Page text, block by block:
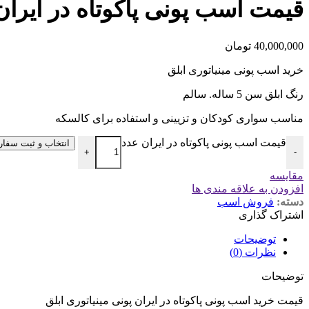
قیمت اسب پونی پاکوتاه در
40,000,000 تومان
خرید اسب پونی مینیاتوری ابلق
رنگ ابلق سن 5 ساله. سالم
مناسب سواری کودکان و تزیینی و استفاده برای کالسکه
-
قیمت اسب پونی پاکوتاه در ایران عدد
+
انتخاب و ثبت
مقایسه
افزودن به علاقه مندی ها
دسته: فروش اسب
اشتراک گذاری
توضیحات
نظرات (0)
توضیحات
قیمت خرید اسب پونی پاکوتاه در ایران پونی مینیاتوری ابلق